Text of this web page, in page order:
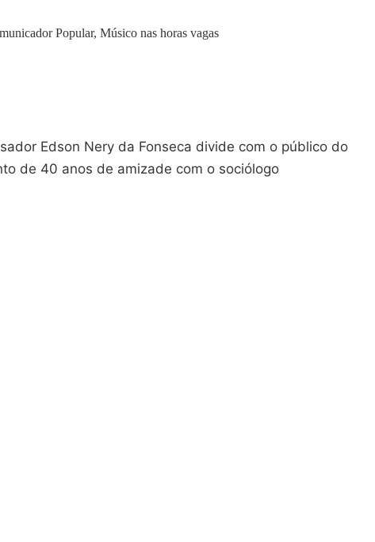
Popular, Músico nas horas vagas
Edson Nery da Fonseca divide com o público do
de 40 anos de amizade com o sociólogo